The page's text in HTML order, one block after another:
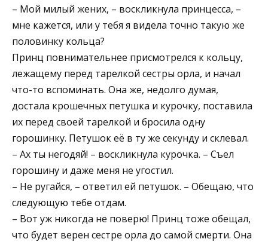
– Мой милый жених, – воскликнула принцесса, –
мне кажется, или у тебя я видела точно такую же
половинку кольца?
Принц повнимательнее присмотрелся к кольцу,
лежащему перед тарелкой сестры орла, и начал
что-то вспоминать. Она же, недолго думая,
достала крошечных петушка и курочку, поставила
их перед своей тарелкой и бросила одну
горошинку. Петушок её в ту же секунду и склевал.
– Ах ты негодяй! – воскликнула курочка. – Съел
горошину и даже меня не угостил.
– Не ругайся, – ответил ей петушок. – Обещаю, что
следующую тебе отдам.
– Вот уж никогда не поверю! Принц тоже обещал,
что будет верен сестре орла до самой смерти. Она